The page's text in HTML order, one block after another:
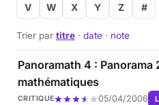
V
W X Y Z #
Trier par titre · date · note
Panoramath 4 :
mathématiques
CRITIQUE 05/04/2006